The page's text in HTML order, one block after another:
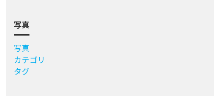
写真
写真
カテゴリ
タグ